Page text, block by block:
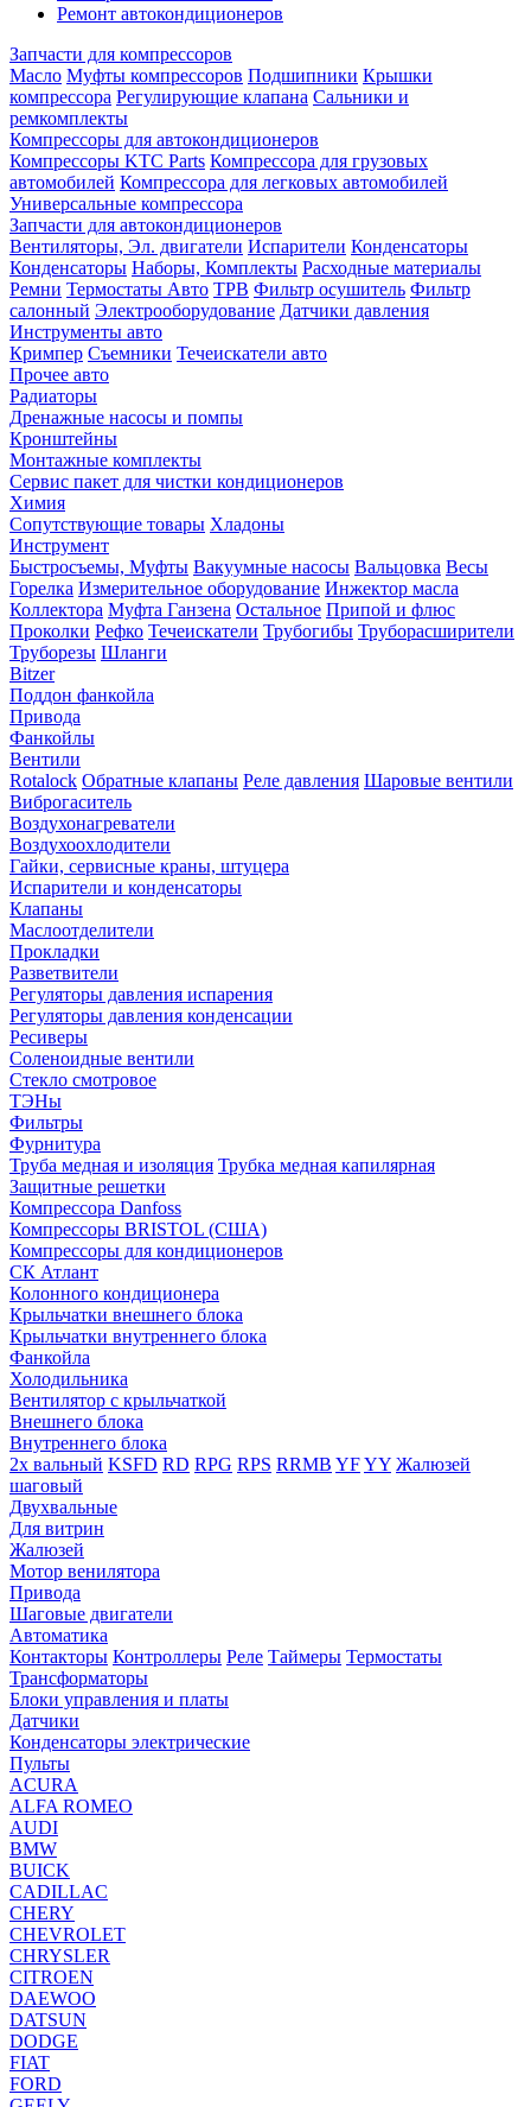
Ремонт автокондиционеров
Запчасти для компрессоров
Масло Муфты компрессоров Подшипники Крышки
компрессора Регулирующие клапана Сальники и
ремкомплекты
Компрессоры для автокондиционеров
Компрессоры KTC Parts Компрессора для грузовых
автомобилей Компрессора для легковых автомобилей
Универсальные компрессора
Запчасти для автокондиционеров
Вентиляторы, Эл. двигатели Испарители Конденсаторы
Конденсаторы Наборы, Комплекты Расходные материалы
Ремни Термостаты Авто ТРВ Фильтр осушитель Фильтр
салонный Электрооборудование Датчики давления
Инструменты авто
Кримпер Съемники Течеискатели авто
Прочее авто
Радиаторы
Дренажные насосы и помпы
Кронштейны
Монтажные комплекты
Сервис пакет для чистки кондиционеров
Химия
Сопутствующие товары Хладоны
Инструмент
Быстросъемы, Муфты Вакуумные насосы Вальцовка Весы
Горелка Измерительное оборудование Инжектор масла
Коллектора Муфта Ганзена Остальное Припой и флюс
Проколки Рефко Течеискатели Трубогибы Труборасширители
Труборезы Шланги
Bitzer
Поддон фанкойла
Привода
Фанкойлы
Вентили
Rotalock Обратные клапаны Реле давления Шаровые вентили
Виброгаситель
Воздухонагреватели
Воздухоохлодители
Гайки, сервисные краны, штуцера
Испарители и конденсаторы
Клапаны
Маслоотделители
Прокладки
Разветвители
Регуляторы давления испарения
Регуляторы давления конденсации
Ресиверы
Соленоидные вентили
Стекло смотровое
ТЭНы
Фильтры
Фурнитура
Труба медная и изоляция Трубка медная капилярная
Защитные решетки
Компрессора Danfoss
Компрессоры BRISTOL (США)
Компрессоры для кондиционеров
СК Атлант
Колонного кондиционера
Крыльчатки внешнего блока
Крыльчатки внутреннего блока
Фанкойла
Холодильника
Вентилятор с крыльчаткой
Внешнего блока
Внутреннего блока
2х вальный KSFD RD RPG RPS RRMB YFYY Жалюзей
шаговый
Двухвальные
Для витрин
Жалюзей
Мотор венилятора
Привода
Шаговые двигатели
Автоматика
Контакторы Контроллеры Реле Таймеры Термостаты
Трансформаторы
Блоки управления и платы
Датчики
Конденсаторы электрические
Пульты
ACURA
ALFA ROMEO
AUDI
BMW
BUICK
CADILLAC
CHERY
CHEVROLET
CHRYSLER
CITROEN
DAEWOO
DATSUN
DODGE
FIAT
FORD